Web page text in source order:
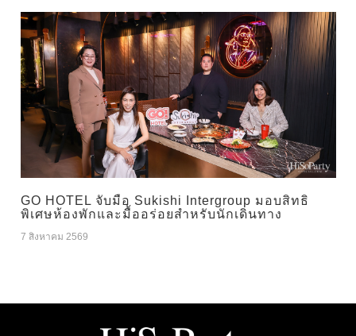
GO HOTEL จับมือ Sukishi Intergroup มอบสิทธิ
พิเศษห้องพักและมื้ออร่อยสำหรับนักเดินทาง
7 สิงหาคม 2569